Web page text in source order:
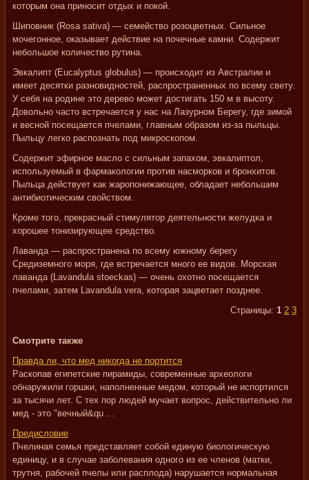
которым она приносит отдых и покой.
Шиповник (Rosa sativa) — семейство розоцветных. Сильное
мочегонное, оказывает действие на почечные камни. Содержит
небольшое количество рутина.
Эвкалипт (Eucalyptus globulus) — происходит из Австралии и
имеет десятки разновидностей, распространенных по всему свету.
У себя на родине это дерево может достигать 150 м в высоту.
Довольно часто встречается у нас на Лазурном Берегу, где зимой
и весной посещается пчелами, главным образом из-за пыльцы.
Пыльцу легко распознать под микроскопом.
Содержит эфирное масло с сильным запахом, эвкалиптол,
используемый в фармакологии против насморков и бронхитов.
Пыльца действует как жаропонижающее, обладает небольшим
антибиотическим свойством.
Кроме того, прекрасный стимулятор деятельности желудка и
хорошее тонизирующее средство.
Лаванда — распространена по всему южному берегу
Средиземного моря, где встречается много ее видов. Морская
лаванда (Lavandula stoeckas) — очень охотно посещается
пчелами, затем Lavandula vera, которая зацветает позднее.
Страницы: 1 2 3
Смотрите также
Правда ли, что мед никогда не портится
Раскопав египетские пирамиды, современные археологи
обнаружили горшки, наполненные медом, который не испортился
за тысячи лет. С тех пор людей мучает вопрос, действительно ли
мед - это "вечный&qu ...
Предисловие
Пчелиная семья представляет собой единую биологическую
единицу, и в случае заболевания одного из ее членов (матки,
трутня, рабочей пчелы или расплода) нарушается нормальная